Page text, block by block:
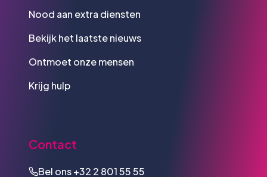
Nood aan extra diensten
Bekijk het laatste nieuws
Ontmoet onze mensen
Krijg hulp
Contact
Bel ons+32 2 801 55 55